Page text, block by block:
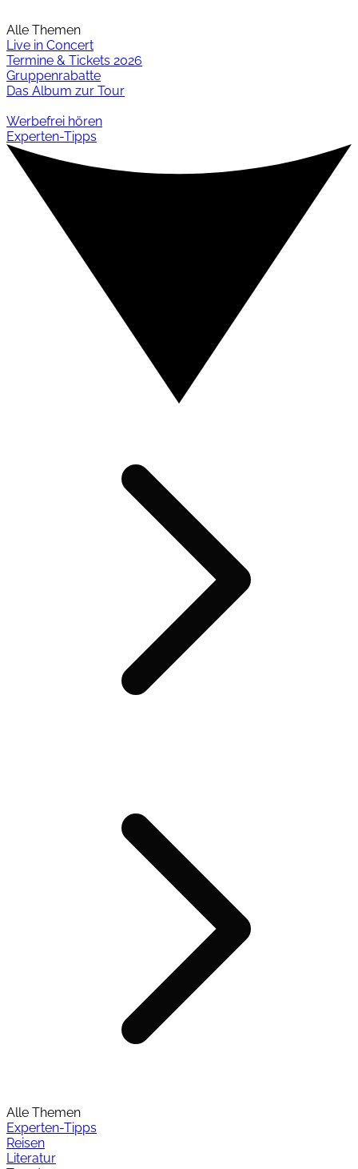
Alle Themen
Live in Concert
Termine & Tickets 2026
Gruppenrabatte
Das Album zur Tour
Werbefrei hören
Experten-Tipps
Alle Themen
Experten-Tipps
Reisen
Literatur